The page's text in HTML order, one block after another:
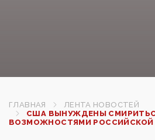
ГЛАВНАЯ
ЛЕНТА НОВОСТЕЙ
США ВЫНУЖДЕНЫ
ВОЗМОЖНОСТЯМИ РОССИЙСКОЙ